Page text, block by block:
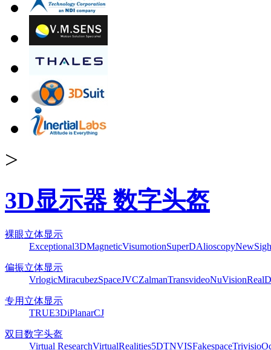
>
3D显示器 数字头盔
裸眼立体显示
Exceptional3DMagneticVisumotionSuperDAlioscopy
偏振立体显示
VrlogicMiracubezSpaceJVCZalmanTransvideoNuVisionRealD
专用立体显示
TRUE3DiPlanarCJ
双目数字头盔
Virtual ResearchVirtualRealities5DTNVISFakespaceTrivisio